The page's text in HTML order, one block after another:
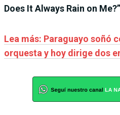
Does It Always Rain on Me?”
Lea más: Paraguayo soñó
orquesta y hoy dirige dos